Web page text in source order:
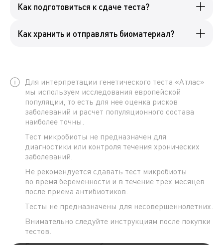
Как подготовиться к сдаче теста?
Как хранить и отправлять биоматериал?
Для интерпретации генетического теста «Атлас»
мы используем исследования европейской
популяции, то есть для нее оценка рисков
заболеваний и расчет популяционного состава
наиболее точны.
Тест микробиоты не предназначен для
диагностики или контроля течения хронических
заболеваний.
Не рекомендуется сдавать тест микробиоты
во время беременности и в течение трех месяцев
после приема антибиотиков.
Тесты не предназначены для несовершеннолетних.
Внимательно следуйте инструкциям после покупки
тестов.